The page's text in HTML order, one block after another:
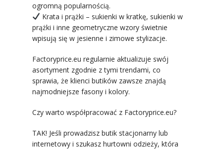
ogromną popularnością.
Krata i prążki – sukienki w kratkę, sukienki w
prążki i inne geometryczne wzory świetnie
wpisują się w jesienne i zimowe stylizacje.
Factoryprice.eu regularnie aktualizuje swój
asortyment zgodnie z tymi trendami, co
sprawia, że klienci butików zawsze znajdą
najmodniejsze fasony i kolory.
Czy warto współpracować z Factoryprice.eu?
TAK! Jeśli prowadzisz butik stacjonarny lub
internetowy i szukasz hurtowni odzieży, która